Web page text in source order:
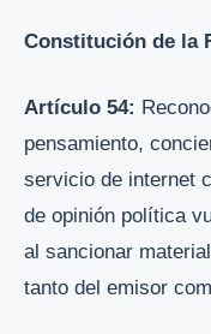
Constitución de la
Artículo 54:
pensamiento,
servicio de internet
de opinión política
al sancionar
tanto del emisor